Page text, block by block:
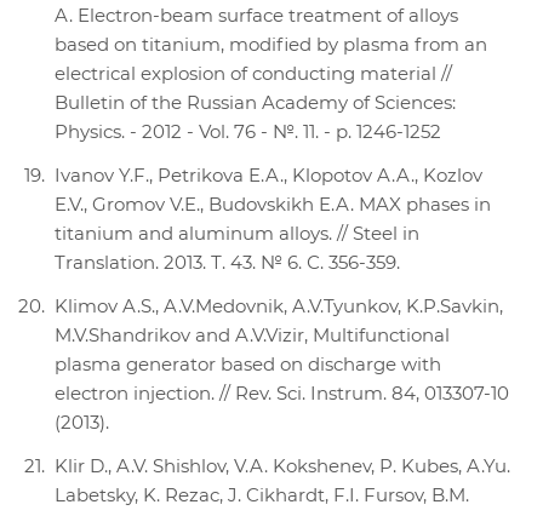
A. Electron-beam surface treatment of alloys
based on titanium, modified by plasma from an
electrical explosion of conducting material //
Bulletin of the Russian Academy of Sciences:
Physics. - 2012 - Vol. 76 - №. 11. - p. 1246-1252
Ivanov Y.F., Petrikova E.A., Klopotov A.A., Kozlov
E.V., Gromov V.E., Budovskikh E.A. MAX phases in
titanium and aluminum alloys. // Steel in
Translation. 2013. Т. 43. № 6. С. 356-359.
Klimov A.S., A.V.Medovnik, A.V.Tyunkov, K.P.Savkin,
M.V.Shandrikov and A.V.Vizir, Multifunctional
plasma generator based on discharge with
electron injection. // Rev. Sci. Instrum. 84, 013307-10
(2013).
Klir D., A.V. Shishlov, V.A. Kokshenev, P. Kubes, A.Yu.
Labetsky, K. Rezac, J. Cikhardt, F.I. Fursov, B.M.